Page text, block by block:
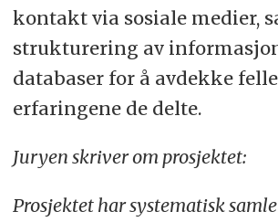
kontakt via sosiale medier,
strukturering av
databaser for å avdekke
erfaringene de delte.
Juryen skriver om prosjektet:
Prosjektet har systematisk